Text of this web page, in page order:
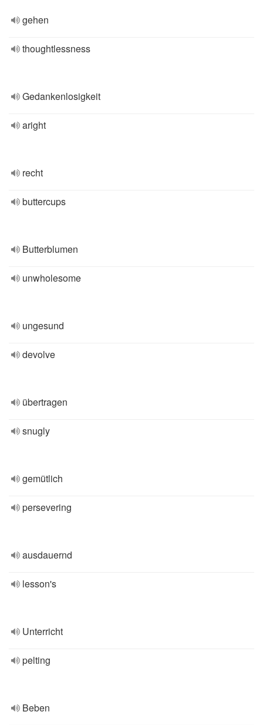
gehen
thoughtlessness
Gedankenlosigkeit
aright
recht
buttercups
Butterblumen
unwholesome
ungesund
devolve
übertragen
snugly
gemütlich
persevering
ausdauernd
lesson's
Unterricht
pelting
Beben